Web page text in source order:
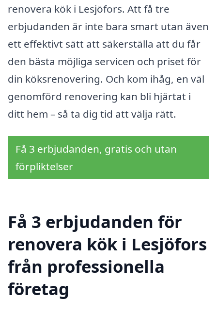
renovera kök i Lesjöfors. Att få tre
erbjudanden är inte bara smart utan även
ett effektivt sätt att säkerställa att du får
den bästa möjliga servicen och priset för
din köksrenovering. Och kom ihåg, en väl
genomförd renovering kan bli hjärtat i
ditt hem – så ta dig tid att välja rätt.
Få 3 erbjudanden, gratis och utan
förpliktelser
Få 3 erbjudanden för
renovera kök i Lesjöfors
från professionella
företag